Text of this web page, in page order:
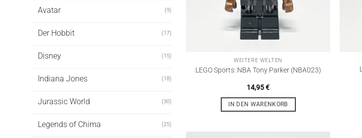
Avatar (9)
Der Hobbit (17)
Disney (15)
Indiana Jones (18)
Jurassic World (30)
Legends of Chima (25)
WEITERE WELTEN
LEGO Sports: NBA Tony Parker (NBA023)
14,95€
IN DEN WARENKORB